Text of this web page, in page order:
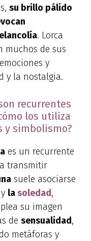
su brillo pálido
. Lorca
muchos de sus
y
y la nostalgia.
recurrentes
los utiliza
y simbolismo?
es un recurrente
transmitir
suele asociarse
lasoledad,
su imagen
de sensualidad,
metáforas y